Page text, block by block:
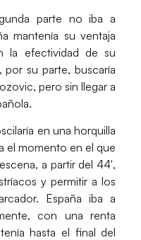
parte no iba a
mantenía su ventaja
la efectividad de su
por su parte, buscaría
pero sin llegar a
en una horquilla
el momento en el que
a partir del 44′,
y permitir a los
España iba a
con una renta
hasta el final del